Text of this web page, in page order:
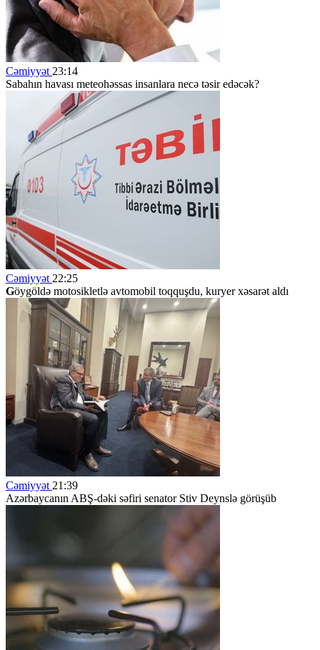
Cəmiyyət 23:14
Sabahın havası meteohəssas insanlara necə təsir edəcək?
Cəmiyyət 22:25
Göygöldə motosikletlə avtomobil toqquşdu, kuryer xəsarət aldı
Cəmiyyət 21:39
Azərbaycanın ABŞ-dəki səfiri senator Stiv Deynslə görüşüb